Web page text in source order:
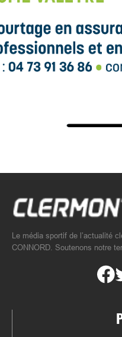
Le média sportif de l’actualité
CONNORD. Soutenons notre